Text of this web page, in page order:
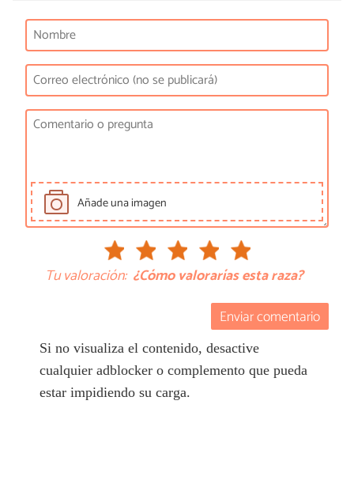
Añade una imagen
Tu valoración: ¿Cómo valorarías esta raza?
Enviar comentario
Si no visualiza el contenido, desactive
cualquier adblocker o complemento que pueda
estar impidiendo su carga.